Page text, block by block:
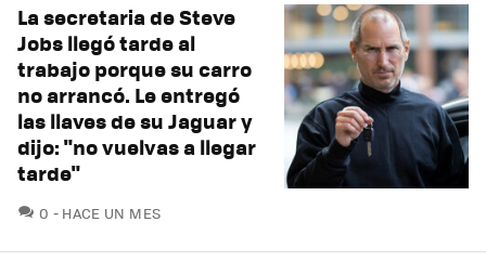
La secretaria de Steve
Jobs llegó tarde al
trabajo porque su carro
no arrancó. Le entregó
las llaves de su Jaguar y
dijo: "no vuelvas a llegar
tarde"
0 COMENTARIOS
HACE UN MES